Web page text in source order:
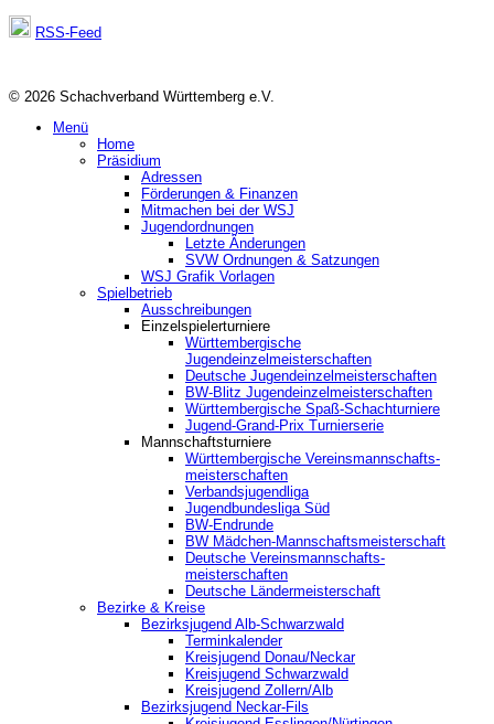
RSS-Feed
© 2026 Schachverband Württemberg e.V.
Menü
Home
Präsidium
Adressen
Förderungen & Finanzen
Mitmachen bei der WSJ
Jugendordnungen
Letzte Änderungen
SVW Ordnungen & Satzungen
WSJ Grafik Vorlagen
Spielbetrieb
Ausschreibungen
Einzelspielerturniere
Württembergische
Jugendeinzelmeisterschaften
Deutsche Jugendeinzelmeisterschaften
BW-Blitz Jugendeinzelmeisterschaften
Württembergische Spaß-Schachturniere
Jugend-Grand-Prix Turnierserie
Mannschaftsturniere
Württembergische Vereinsmannschafts-
meisterschaften
Verbandsjugendliga
Jugendbundesliga Süd
BW-Endrunde
BW Mädchen-Mannschaftsmeisterschaft
Deutsche Vereinsmannschafts-
meisterschaften
Deutsche Ländermeisterschaft
Bezirke & Kreise
Bezirksjugend Alb-Schwarzwald
Terminkalender
Kreisjugend Donau/Neckar
Kreisjugend Schwarzwald
Kreisjugend Zollern/Alb
Bezirksjugend Neckar-Fils